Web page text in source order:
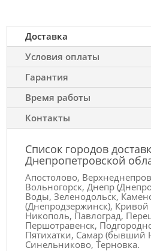
Доставка
Условия оплаты
Гарантия
Время работы
Контакты
Список городов
Днепропетровской
Апостолово,
Вольногорск, Днепр
Воды, Зеленодольск,
(Днепродзержинск), Кривой
Никополь, Павлоград,
Першотравенск,
Пятихатки, Самар (бывший
Синельниково, Терновка.